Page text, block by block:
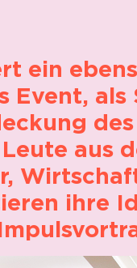
ein
Event,
aus
ihre